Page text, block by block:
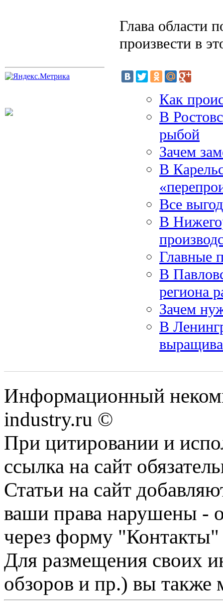
Глава области
произвести в
Как
В
рыбой
Зачем
В
Все
В
Главные
В
региона
Зачем
В
Информационный
industry.ru ©
При цитировании и
ссылка на сайт
Статьи на сайт
ваши права нарушены -
через форму "Контакты"
Для размещения своих
обзоров и пр.) вы также